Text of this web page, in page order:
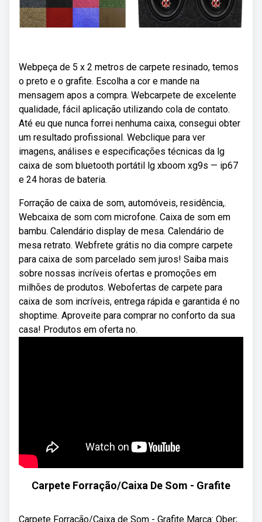
Webpeça de 5 x 2 metros de carpete resinado, temos
o preto e o grafite. Escolha a cor e mande na
mensagem apos a compra. Webcarpete de excelente
qualidade, fácil aplicação utilizando cola de contato.
Até eu que nunca forrei nenhuma caixa, consegui obter
um resultado profissional. Webclique para ver
imagens, análises e especificações técnicas da lg
caixa de som bluetooth portátil lg xboom xg9s — ip67
e 24 horas de bateria.
Forração de caixa de som, automóveis, residência,.
Webcaixa de som com microfone. Caixa de som em
bambu. Calendário display de mesa. Calendário de
mesa retrato. Webfrete grátis no dia compre carpete
para caixa de som parcelado sem juros! Saiba mais
sobre nossas incríveis ofertas e promoções em
milhões de produtos. Webofertas de carpete para
caixa de som incríveis, entrega rápida e garantida é no
shoptime. Aproveite para comprar no conforto da sua
casa! Produtos em oferta no.
Carpete Forração/Caixa De Som - Grafite
Carpete Forração/Caixa de Som - Grafite Marca: Ober;